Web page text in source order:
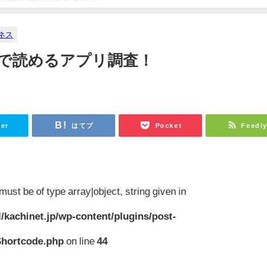
ス
読めるアプリ調査！
はてブ Pocket Feedly
be of type array|object, string given in
kachinet.jp/wp-content/plugins/post-
on line44